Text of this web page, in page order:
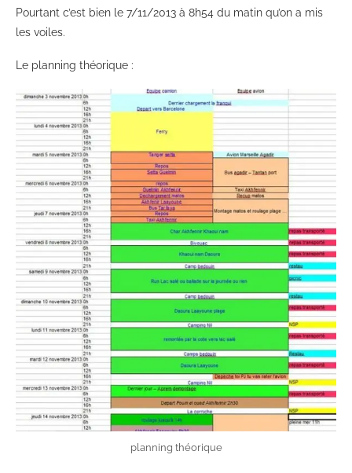
Pourtant c’est bien le 7/11/2013 à 8h54 du matin qu’on a mis
les voiles.
Le planning théorique :
planning théorique